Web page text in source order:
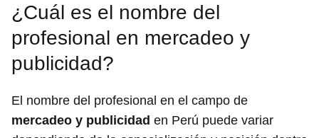
¿Cuál es el nombre del
profesional en mercadeo y
publicidad?
El nombre del profesional en el campo de
mercadeo y publicidad en Perú puede variar